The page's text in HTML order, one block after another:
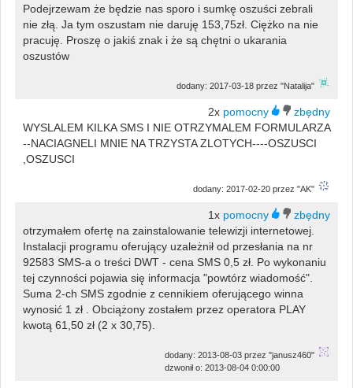
Podejrzewam że będzie nas sporo i sumkę oszuści zebrali
nie złą. Ja tym oszustam nie daruję 153,75zł. Ciężko na nie
pracuję. Proszę o jakiś znak i że są chętni o ukarania
oszustów
dodany: 2017-03-18 przez "Natalija"
2x
WYSLALEM KILKA SMS I NIE OTRZYMALEM FORMULARZA
--NACIAGNELI MNIE NA TRZYSTA ZLOTYCH----OSZUSCI
,OSZUSCI
dodany: 2017-02-20 przez "AK"
1x
otrzymałem ofertę na zainstalowanie telewizji internetowej.
Instalacji programu oferujący uzależnił od przesłania na nr
92583 SMS-a o treści DWT - cena SMS 0,5 zł. Po wykonaniu
tej czynności pojawia się informacja "powtórz wiadomość".
Suma 2-ch SMS zgodnie z cennikiem oferującego winna
wynosić 1 zł . Obciążony zostałem przez operatora PLAY
kwotą 61,50 zł (2 x 30,75).
dodany: 2013-08-03 przez "janusz460"
dzwonił o: 2013-08-04 0:00:00